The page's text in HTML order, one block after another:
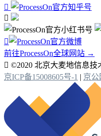



前往ProcessOn全球网站 →
 ©2020 北京大麦地信息技
京ICP备15008605号-1 | 京公